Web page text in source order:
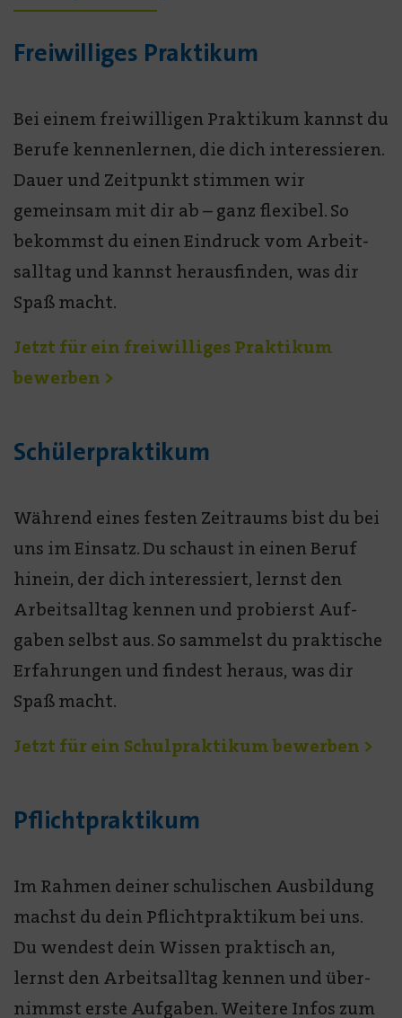
Freiwilliges Praktikum
Bei einem frei­willigen Praktikum kannst du
Berufe kennenlernen, die dich interessieren.
Dauer und Zeit­punkt stimmen wir
gemeinsam mit dir ab – ganz flexibel. So
bekommst du einen Eindruck vom Arbeit­
salltag und kannst heraus­finden, was dir
Spaß macht.
Jetzt für ein freiwilliges Praktikum
bewerben >
Schülerpraktikum
Während eines festen Zeit­raums bist du bei
uns im Einsatz. Du schaust in einen Beruf
hinein, der dich interessiert, lernst den
Arbeits­alltag kennen und probierst Auf­
gaben selbst aus. So sammelst du praktische
Erfahrungen und findest heraus, was dir
Spaß macht.
Jetzt für ein Schulpraktikum bewerben >
Pflichtpraktikum
Im Rahmen deiner schulischen Aus­bildung
machst du dein Pflicht­praktikum bei uns.
Du wendest dein Wissen praktisch an,
lernst den Arbeits­alltag kennen und über­
nimmst erste Aufgaben. Weitere Infos zum